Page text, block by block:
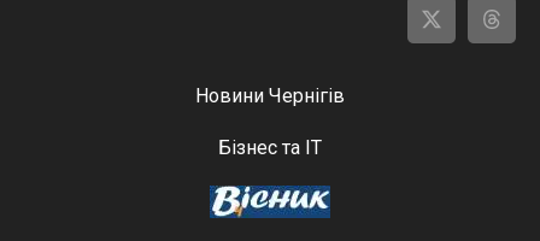
Новини Чернігів
Бізнес та ІТ